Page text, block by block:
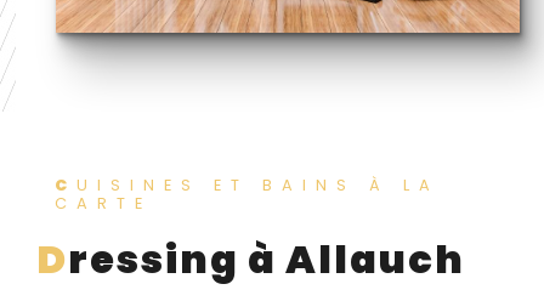
CUISINES ET BAINS À LA
CARTE
Dressing à Allauch